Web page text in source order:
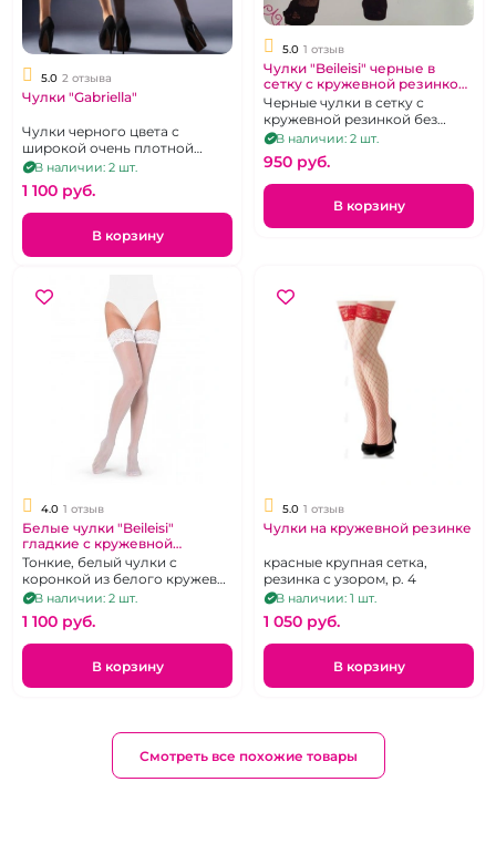
5.0 2 отзыва
Чулки "Gabriella"
Чулки черного цвета с
широкой очень плотной
резинкой на силиконе. р. 1-2
В наличии: 2 шт.
1 100 pуб.
В корзину
5.0 1 отзыв
Чулки "Beileisi" черные в
сетку с кружевной резинкой
без силикона р 2-3
Черные чулки в сетку с
кружевной резинкой без
силикона
В наличии: 2 шт.
950 pуб.
В корзину
4.0 1 отзыв
Белые чулки "Beileisi"
гладкие с кружевной
резинкой на силиконе р 2-3
Тонкие, белый чулки с
коронкой из белого кружева
усиленного силиконом.
Размер 2-3
В наличии: 2 шт.
1 100 pуб.
В корзину
5.0 1 отзыв
Чулки на кружевной резинке
красные крупная сетка,
резинка с узором, р. 4
В наличии: 1 шт.
1 050 pуб.
В корзину
Смотреть все похожие товары